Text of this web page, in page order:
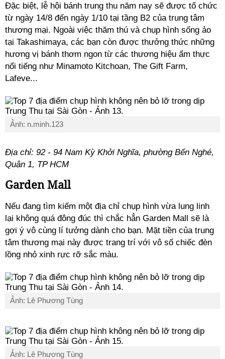
Đặc biệt, lễ hội bánh trung thu năm nay sẽ được tổ chức
từ ngày 14/8 đến ngày 1/10 tại tầng B2 của trung tâm
thương mại. Ngoài việc thăm thú và chụp hình sống ảo
tại Takashimaya, các bạn còn được thưởng thức những
hương vị bánh thơm ngon từ các thương hiệu ẩm thực
nổi tiếng như Minamoto Kitchoan, The Gift Farm,
Lafeve...
Ảnh: n.minh.123
Địa chỉ: 92 - 94 Nam Kỳ Khởi Nghĩa, phường Bến Nghé,
Quận 1, TP HCM
Garden Mall
Nếu đang tìm kiếm một địa chỉ chụp hình vừa lung linh
lại không quá đông đúc thì chắc hẳn Garden Mall sẽ là
gợi ý vô cùng lí tưởng dành cho bạn. Mặt tiền của trung
tâm thương mại này được trang trí với vô số chiếc đèn
lồng nhỏ xinh rực rỡ sắc màu.
Ảnh: Lê Phương Tùng
Ảnh: Lê Phương Tùng